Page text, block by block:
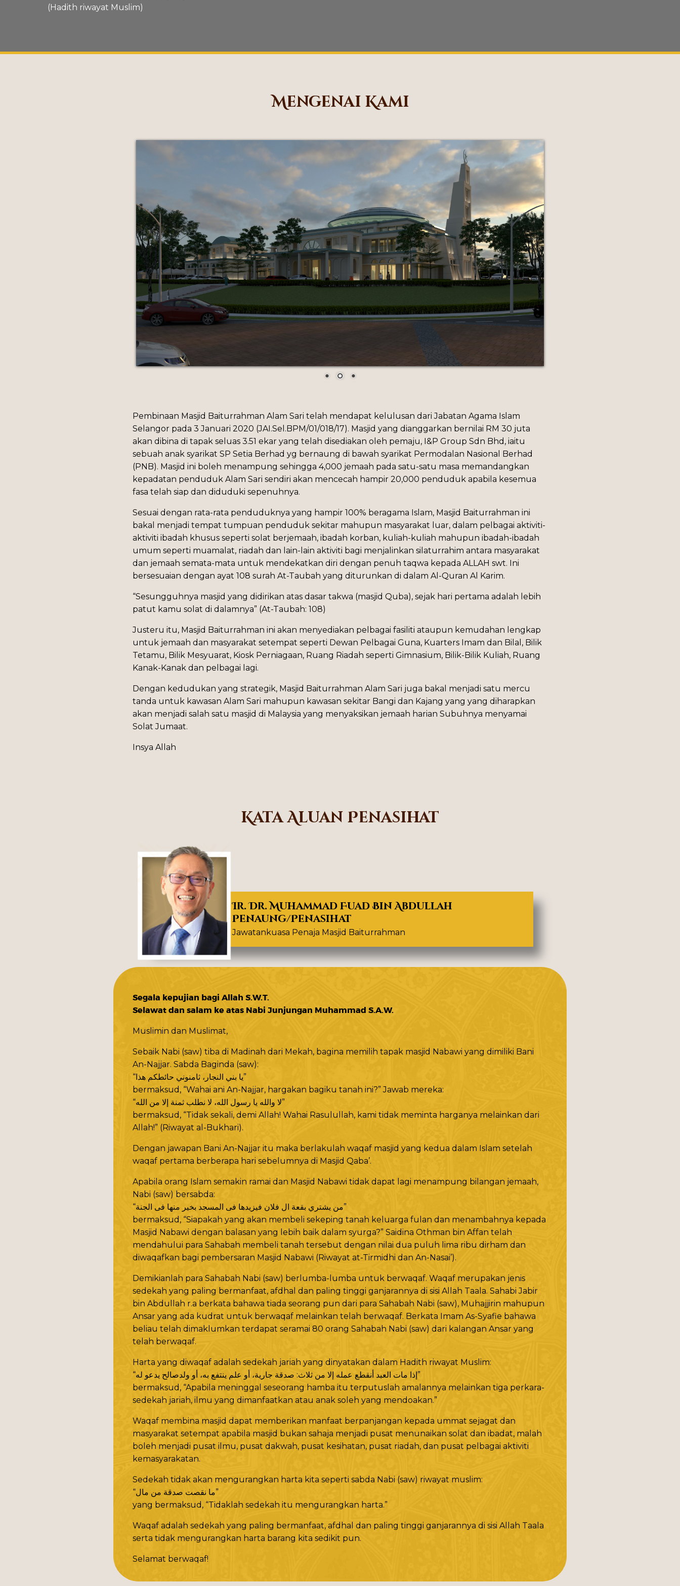
Mengenai Kami
Pembinaan Masjid Baiturrahman Alam Sari telah mendapat kelulusan dari Jabatan Agama Islam
Selangor pada 3 Januari 2020 (JAI.Sel.BPM/01/018/17). Masjid yang dianggarkan bernilai RM 30 juta
akan dibina di tapak seluas 3.51 ekar yang telah disediakan oleh pemaju, I&P Group Sdn Bhd, iaitu
sebuah anak syarikat SP Setia Berhad yg bernaung di bawah syarikat Permodalan Nasional Berhad
(PNB). Masjid ini boleh menampung sehingga 4,000 jemaah pada satu-satu masa memandangkan
kepadatan penduduk Alam Sari sendiri akan mencecah hampir 20,000 penduduk apabila kesemua
fasa telah siap dan diduduki sepenuhnya.
Sesuai dengan rata-rata penduduknya yang hampir 100% beragama Islam, Masjid Baiturrahman ini
bakal menjadi tempat tumpuan penduduk sekitar mahupun masyarakat luar, dalam pelbagai aktiviti-
aktiviti ibadah khusus seperti solat berjemaah, ibadah korban, kuliah-kuliah mahupun ibadah-ibadah
umum seperti muamalat, riadah dan lain-lain aktiviti bagi menjalinkan silaturrahim antara masyarakat
dan jemaah semata-mata untuk mendekatkan diri dengan penuh taqwa kepada ALLAH swt. Ini
bersesuaian dengan ayat 108 surah At-Taubah yang diturunkan di dalam Al-Quran Al Karim.
“Sesungguhnya masjid yang didirikan atas dasar takwa (masjid Quba), sejak hari pertama adalah lebih
patut kamu solat di dalamnya” (At-Taubah: 108)
Justeru itu, Masjid Baiturrahman ini akan menyediakan pelbagai fasiliti ataupun kemudahan lengkap
untuk jemaah dan masyarakat setempat seperti Dewan Pelbagai Guna, Kuarters Imam dan Bilal, Bilik
Tetamu, Bilik Mesyuarat, Kiosk Perniagaan, Ruang Riadah seperti Gimnasium, Bilik-Bilik Kuliah, Ruang
Kanak-Kanak dan pelbagai lagi.
Dengan kedudukan yang strategik, Masjid Baiturrahman Alam Sari juga bakal menjadi satu mercu
tanda untuk kawasan Alam Sari mahupun kawasan sekitar Bangi dan Kajang yang yang diharapkan
akan menjadi salah satu masjid di Malaysia yang menyaksikan jemaah harian Subuhnya menyamai
Solat Jumaat.
Insya Allah
Kata Aluan Penasihat
Segala kepujian bagi Allah S.W.T.
Selawat dan salam ke atas Nabi Junjungan Muhammad S.A.W.
Muslimin dan Muslimat,
Sebaik Nabi (saw) tiba di Madinah dari Mekah, bagina memilih tapak masjid Nabawi yang dimiliki Bani
An-Najjar. Sabda Baginda (saw):
bermaksud, “Wahai ani An-Najjar, hargakan bagiku tanah ini?” Jawab mereka:
bermaksud, “Tidak sekali, demi Allah! Wahai Rasulullah, kami tidak meminta harganya melainkan dari
Allah!” (Riwayat al-Bukhari).
Dengan jawapan Bani An-Najjar itu maka berlakulah waqaf masjid yang kedua dalam Islam setelah
waqaf pertama berberapa hari sebelumnya di Masjid Qaba’.
Apabila orang Islam semakin ramai dan Masjid Nabawi tidak dapat lagi menampung bilangan jemaah,
Nabi (saw) bersabda:
bermaksud, “Siapakah yang akan membeli sekeping tanah keluarga fulan dan menambahnya kepada
Masjid Nabawi dengan balasan yang lebih baik dalam syurga?” Saidina Othman bin Affan telah
mendahului para Sahabah membeli tanah tersebut dengan nilai dua puluh lima ribu dirham dan
diwaqafkan bagi pembersaran Masjid Nabawi (Riwayat at-Tirmidhi dan An-Nasai’).
Demikianlah para Sahabah Nabi (saw) berlumba-lumba untuk berwaqaf. Waqaf merupakan jenis
sedekah yang paling bermanfaat, afdhal dan paling tinggi ganjarannya di sisi Allah Taala. Sahabi Jabir
bin Abdullah r.a berkata bahawa tiada seorang pun dari para Sahabah Nabi (saw), Muhajjirin mahupun
Ansar yang ada kudrat untuk berwaqaf melainkan telah berwaqaf. Berkata Imam As-Syafie bahawa
beliau telah dimaklumkan terdapat seramai 80 orang Sahabah Nabi (saw) dari kalangan Ansar yang
telah berwaqaf.
Harta yang diwaqaf adalah sedekah jariah yang dinyatakan dalam Hadith riwayat Muslim:
bermaksud, “Apabila meninggal seseorang hamba itu terputuslah amalannya melainkan tiga perkara-
sedekah jariah, ilmu yang dimanfaatkan atau anak soleh yang mendoakan.”
Waqaf membina masjid dapat memberikan manfaat berpanjangan kepada ummat sejagat dan
masyarakat setempat apabila masjid bukan sahaja menjadi pusat menunaikan solat dan ibadat, malah
boleh menjadi pusat ilmu, pusat dakwah, pusat kesihatan, pusat riadah, dan pusat pelbagai aktiviti
kemasyarakatan.
Sedekah tidak akan mengurangkan harta kita seperti sabda Nabi (saw) riwayat muslim:
yang bermaksud, “Tidaklah sedekah itu mengurangkan harta.”
Waqaf adalah sedekah yang paling bermanfaat, afdhal dan paling tinggi ganjarannya di sisi Allah Taala
serta tidak mengurangkan harta barang kita sedikit pun.
Selamat berwaqaf!